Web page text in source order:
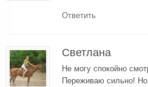
Ответить
Светлана
Не могу спокойно
Переживаю сильно!